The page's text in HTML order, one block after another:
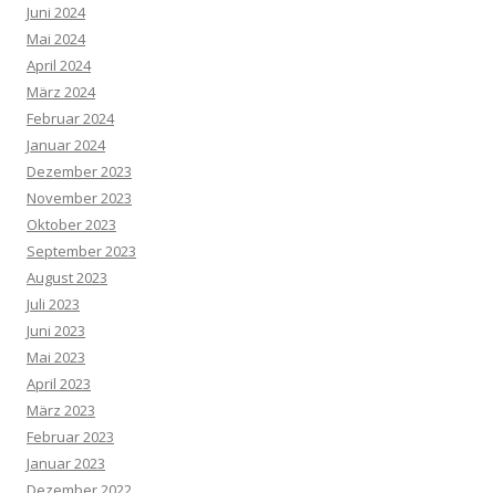
Juni 2024
Mai 2024
April 2024
März 2024
Februar 2024
Januar 2024
Dezember 2023
November 2023
Oktober 2023
September 2023
August 2023
Juli 2023
Juni 2023
Mai 2023
April 2023
März 2023
Februar 2023
Januar 2023